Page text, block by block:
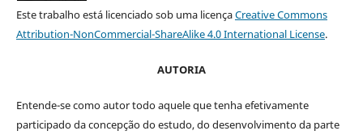
Este trabalho está licenciado sob uma licençaCreative Commons
Attribution-NonCommercial-ShareAlike 4.0 International License.
AUTORIA
Entende-se como autor todo aquele que tenha efetivamente
participado da concepção do estudo, do desenvolvimento da parte